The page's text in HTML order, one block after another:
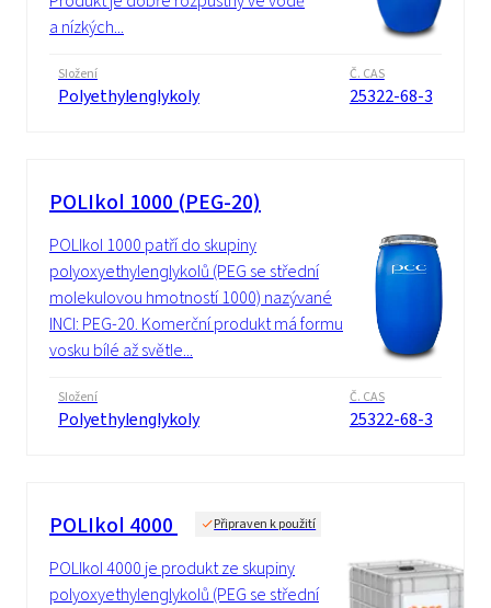
a nízkých...
Složení
Polyethylenglykoly
Č. CAS
25322-68-3
POLIkol 1000 (PEG-20)
POLIkol 1000 patří do skupiny
polyoxyethylenglykolů (PEG se střední
molekulovou hmotností 1000) nazývané
INCI: PEG-20. Komerční produkt má formu
vosku bílé až světle...
Složení
Polyethylenglykoly
Č. CAS
25322-68-3
POLIkol 4000 Připraven k použití
POLIkol 4000 je produkt ze skupiny
polyoxyethylenglykolů (PEG se střední